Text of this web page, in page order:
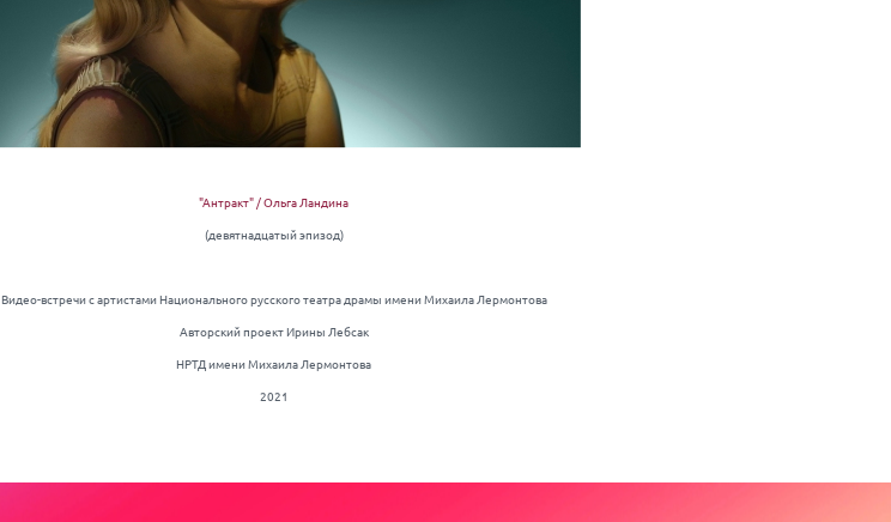
"Антракт" / Ольга Ландина
(девятнадцатый эпизод)
Видео-встречи с артистами Национального русского театра драмы имени Михаила Лермонтова
Авторский проект Ирины Лебсак
НРТД имени Михаила Лермонтова
2021